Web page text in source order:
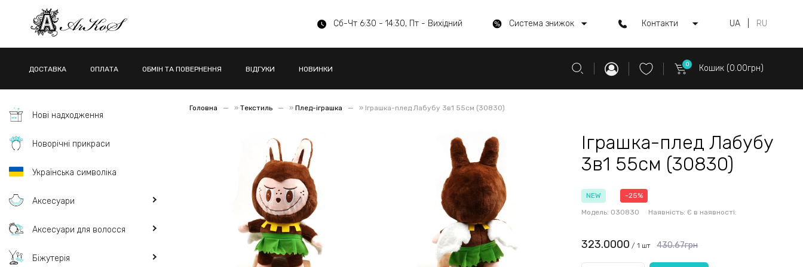
Сб-Чт 6:30 - 14:30, Пт - Вихідний Система знижок Контакти UA RU
ДОСТАВКА ОПЛАТА ОБМІН ТА ПОВЕРНЕННЯ ВІДГУКИ НОВИНКИ
0 Кошик (0.00грн)
Нові надходження
Новорічні прикраси
Українська символіка
Аксесуари
Аксесуари для волосся
Біжутерія
Головна » Текстиль » Плед-іграшка » Іграшка-плед Лабубу 3в1 55см (30830)
Іграшка-плед Лабубу
3в1 55см (30830)
NEW
-25%
Модель: 030830 Наявність: Є в наявності:
430.67грн
323.0000 / 1 шт